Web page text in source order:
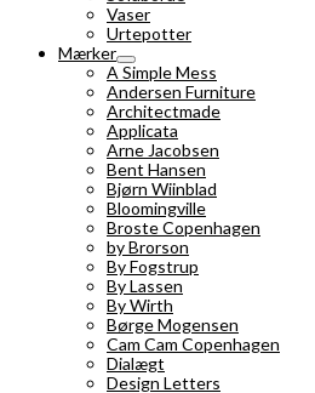
Vaser
Urtepotter
Mærker
A Simple Mess
Andersen Furniture
Architectmade
Applicata
Arne Jacobsen
Bent Hansen
Bjørn Wiinblad
Bloomingville
Broste Copenhagen
by Brorson
By Fogstrup
By Lassen
By Wirth
Børge Mogensen
Cam Cam Copenhagen
Dialægt
Design Letters